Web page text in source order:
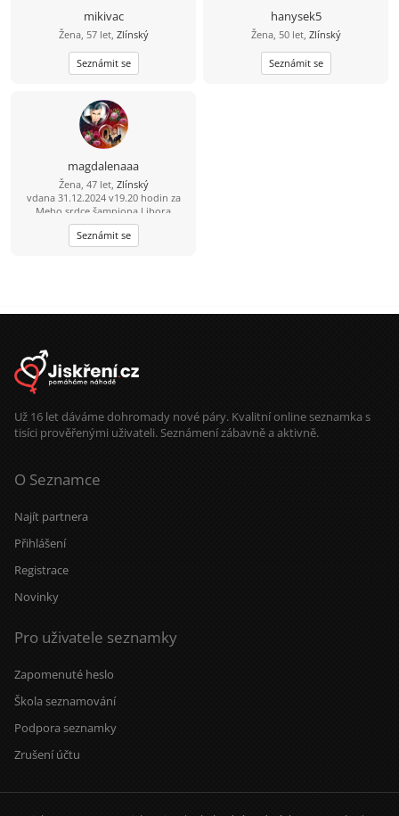
mikivac
Žena, 57 let, Zlínský
Seznámit se
hanysek5
Žena, 50 let, Zlínský
Seznámit se
magdalenaaa
Žena, 47 let, Zlínský
vdana 31.12.2024 v19.20 hodin za
Meho srdce šampiona Libora
Šimuneka +* 1.6 2025 14.20 za
salvadora Pineda
Seznámit se
Už 16 let dáváme dohromady nové páry. Kvalitní online seznamka s
tisíci prověřenými uživateli. Seznámení zábavně a aktivně.
O Seznamce
Najít partnera
Přihlášení
Registrace
Novinky
Pro uživatele seznamky
Zapomenuté heslo
Škola seznamování
Podpora seznamky
Zrušení účtu